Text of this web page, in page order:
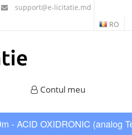
support@e-licitatie.md
RO
Contul meu
- ACID OXIDRONIC (analog